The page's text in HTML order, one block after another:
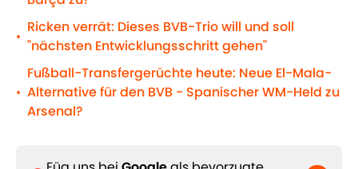
•
Ricken verrät: Dieses BVB-Trio will und soll
"nächsten Entwicklungsschritt gehen"
•
Fußball-Transfergerüchte heute: Neue El-Mala-
Alternative für den BVB - Spanischer WM-Held zu
Arsenal?